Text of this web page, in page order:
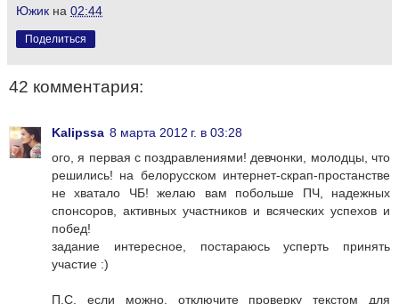
Южик на 02:44
Поделиться
42 комментария:
Kalipssa 8 марта 2012 г. в 03:28
ого, я первая с поздравлениями! девчонки, молодцы, что
решились! на белорусском интернет-скрап-простанстве
не хватало ЧБ! желаю вам побольше ПЧ, надежных
спонсоров, активных участников и всяческих успехов и
побед!
задание интересное, постараюсь усперть принять
участие :)
П.С. если можно, отключите проверку текстом для